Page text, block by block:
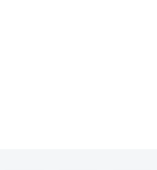
为有意义的减排成果。这一趋势与
仅要管理生产过程，还需涵盖物流阶段的
少约1200吨碳排放。LX Pantos已经在始
基础，扩大可再生能源基础设施的信号。
能源生产和电力连接的基础设施的模型